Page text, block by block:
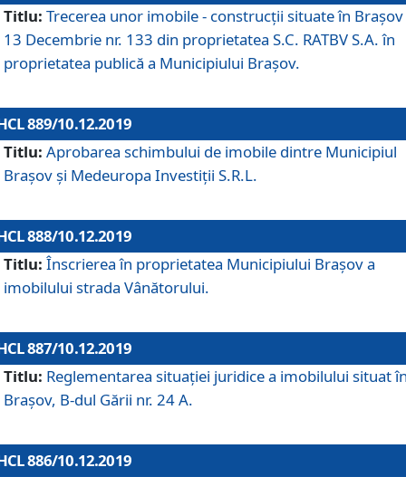
Titlu: Trecerea unor imobile - construcții situate în Brașov
13 Decembrie nr. 133 din proprietatea S.C. RATBV S.A. în
proprietatea publică a Municipiului Brașov.
889/10.12.2019
Titlu: Aprobarea schimbului de imobile dintre Municipiul
Brașov și Medeuropa Investiții S.R.L.
888/10.12.2019
Titlu: Înscrierea în proprietatea Municipiului Braşov a
imobilului strada Vânătorului.
887/10.12.2019
Titlu: Reglementarea situației juridice a imobilului situat
Brașov, B-dul Gării nr. 24 A.
886/10.12.2019